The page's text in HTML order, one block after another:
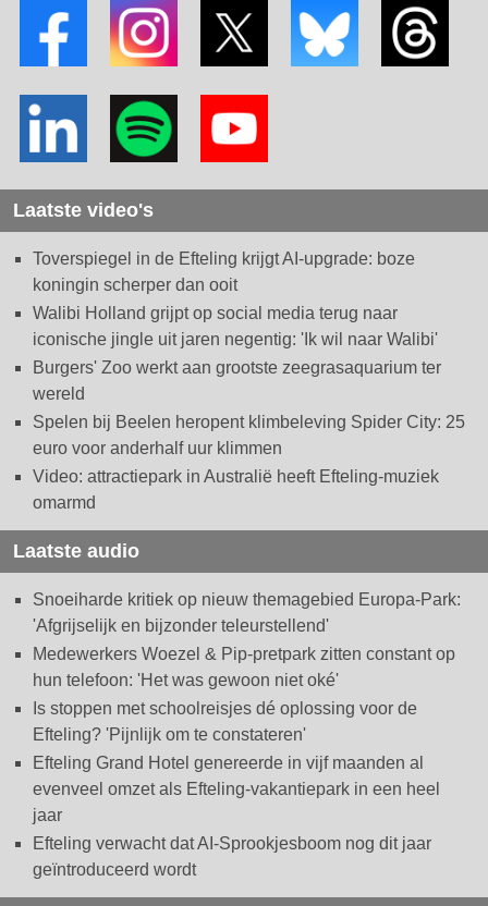
Laatste video's
Toverspiegel in de Efteling krijgt AI-upgrade: boze
koningin scherper dan ooit
Walibi Holland grijpt op social media terug naar
iconische jingle uit jaren negentig: 'Ik wil naar Walibi'
Burgers' Zoo werkt aan grootste zeegrasaquarium ter
wereld
Spelen bij Beelen heropent klimbeleving Spider City: 25
euro voor anderhalf uur klimmen
Video: attractiepark in Australië heeft Efteling-muziek
omarmd
Laatste audio
Snoeiharde kritiek op nieuw themagebied Europa-Park:
'Afgrijselijk en bijzonder teleurstellend'
Medewerkers Woezel & Pip-pretpark zitten constant op
hun telefoon: 'Het was gewoon niet oké'
Is stoppen met schoolreisjes dé oplossing voor de
Efteling? 'Pijnlijk om te constateren'
Efteling Grand Hotel genereerde in vijf maanden al
evenveel omzet als Efteling-vakantiepark in een heel
jaar
Efteling verwacht dat AI-Sprookjesboom nog dit jaar
geïntroduceerd wordt